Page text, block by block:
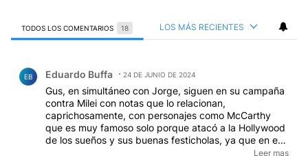
TODOS LOS COMENTARIOS 18 LOS MÁS RECIENTES
EB Eduardo Buffa 24 DE JUNIO DE 2024
Gus, en simultáneo con Jorge, siguen en su campaña
contra Milei con notas que lo relacionan,
caprichosamente, con personajes como McCarthy
que es muy famoso solo porque atacó a la Hollywood
de los sueños y sus buenas festicholas, ya que en esa
misma EEUU continuaba el "apartheid" y empeorando,
Leer mas